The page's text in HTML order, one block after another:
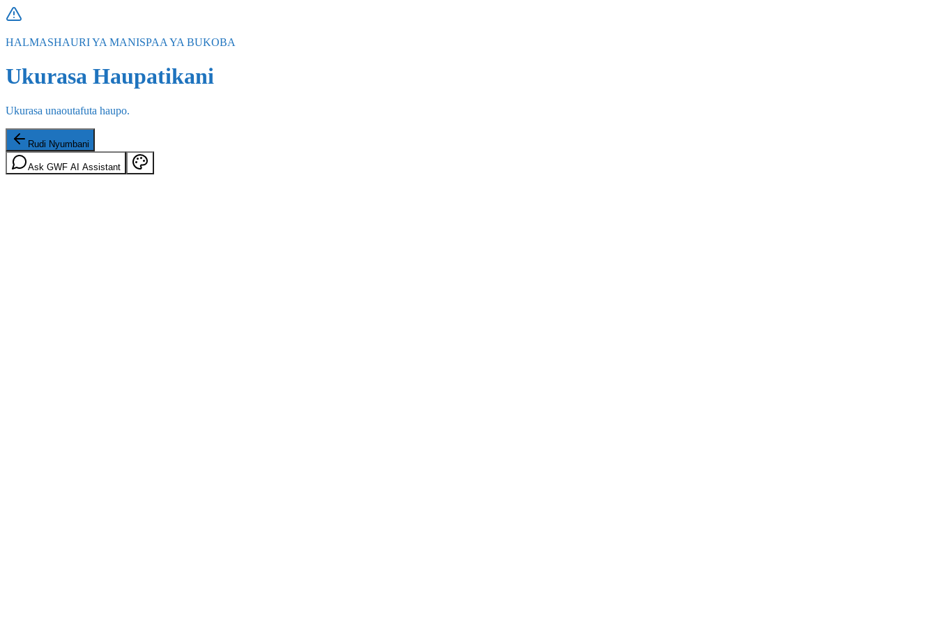
HALMASHAURI YA MANISPAA YA BUKOBA
Ukurasa Haupatikani
Ukurasa unaoutafuta haupo.
Rudi Nyumbani
Ask GWF AI Assistant